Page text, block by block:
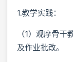
1.教学实践：
（1）观摩骨
及作业批改。